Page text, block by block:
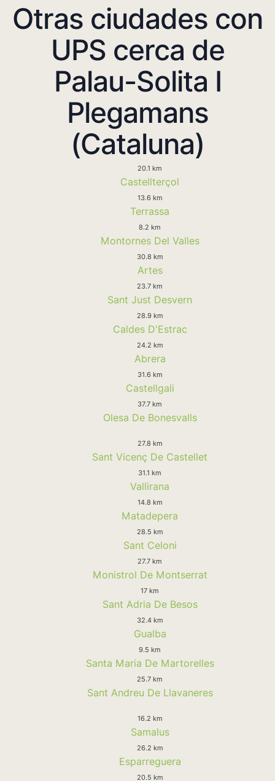
Otras ciudades con
UPS cerca de
Palau-Solita I
Plegamans
(Cataluna)
20.1 km
Castellterçol
13.6 km
Terrassa
8.2 km
Montornes Del Valles
30.8 km
Artes
23.7 km
Sant Just Desvern
28.9 km
Caldes D'Estrac
24.2 km
Abrera
31.6 km
Castellgali
37.7 km
Olesa De Bonesvalls
27.8 km
Sant Vicenç De Castellet
31.1 km
Vallirana
14.8 km
Matadepera
28.5 km
Sant Celoni
27.7 km
Monistrol De Montserrat
17 km
Sant Adria De Besos
32.4 km
Gualba
9.5 km
Santa Maria De Martorelles
25.7 km
Sant Andreu De Llavaneres
16.2 km
Samalus
26.2 km
Esparreguera
20.5 km